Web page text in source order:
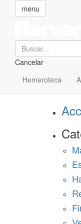
menu
Search
Cancelar
Hemeroteca